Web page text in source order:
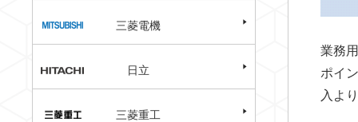
業務
ポイ
入よ
三菱電機
日立
三菱重工